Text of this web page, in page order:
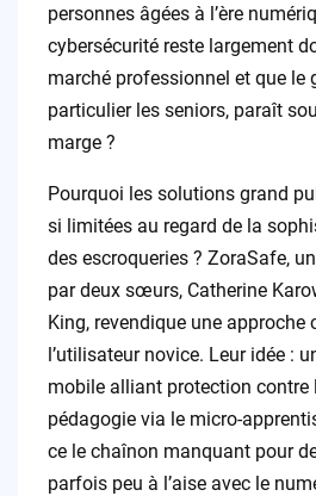
personnes âgées à l’ère
cybersécurité reste largement
marché professionnel et que le
particulier les seniors, paraît
marge ?
Pourquoi les solutions grand
si limitées au regard de la
des escroqueries ? ZoraSafe,
par deux sœurs, Catherine
King, revendique une approche
l’utilisateur novice. Leur idée :
mobile alliant protection contre
pédagogie via le micro-
ce le chaînon manquant pour
parfois peu à l’aise avec le